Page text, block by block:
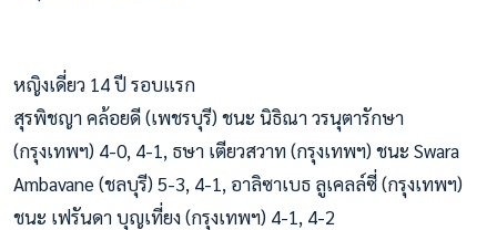
หญิงเดี่ยว 14 ปี รอบแรก
สุรพิชญา คล้อยดี (เพชรบุรี) ชนะ นิธิณา วรนุตารักษา
(กรุงเทพฯ) 4-0, 4-1, ธษา เตียวสวาท (กรุงเทพฯ) ชนะ Swara
Ambavane (ชลบุรี) 5-3, 4-1, อาลิซาเบธ ลูเคลล์ซี่ (กรุงเทพฯ)
ชนะ เฟรันดา บุญเที่ยง (กรุงเทพฯ) 4-1, 4-2